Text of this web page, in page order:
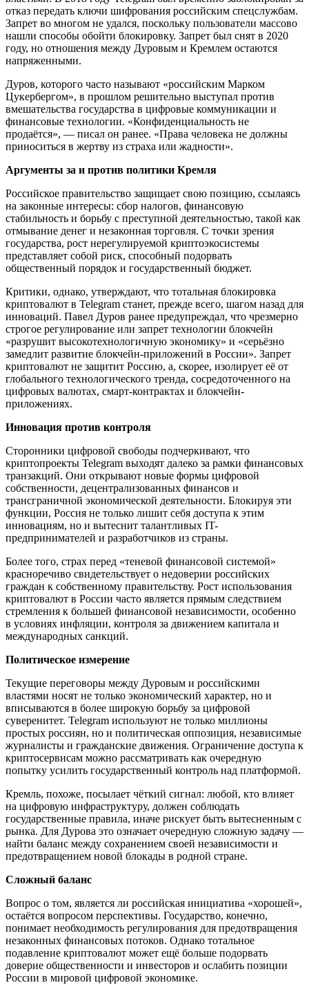
отказ передать ключи шифрования российским спецслужбам.
Запрет во многом не удался, поскольку пользователи массово
нашли способы обойти блокировку. Запрет был снят в 2020
году, но отношения между Дуровым и Кремлем остаются
напряженными.
Дуров, которого часто называют «российским Марком
Цукербергом», в прошлом решительно выступал против
вмешательства государства в цифровые коммуникации и
финансовые технологии. «Конфиденциальность не
продаётся», — писал он ранее. «Права человека не должны
приноситься в жертву из страха или жадности».
Аргументы за и против политики Кремля
Российское правительство защищает свою позицию, ссылаясь
на законные интересы: сбор налогов, финансовую
стабильность и борьбу с преступной деятельностью, такой как
отмывание денег и незаконная торговля. С точки зрения
государства, рост нерегулируемой криптоэкосистемы
представляет собой риск, способный подорвать
общественный порядок и государственный бюджет.
Критики, однако, утверждают, что тотальная блокировка
криптовалют в Telegram станет, прежде всего, шагом назад для
инноваций. Павел Дуров ранее предупреждал, что чрезмерно
строгое регулирование или запрет технологии блокчейн
«разрушит высокотехнологичную экономику» и «серьёзно
замедлит развитие блокчейн-приложений в России». Запрет
криптовалют не защитит Россию, а, скорее, изолирует её от
глобального технологического тренда, сосредоточенного на
цифровых валютах, смарт-контрактах и блокчейн-
приложениях.
Инновация против контроля
Сторонники цифровой свободы подчеркивают, что
криптопроекты Telegram выходят далеко за рамки финансовых
транзакций. Они открывают новые формы цифровой
собственности, децентрализованных финансов и
трансграничной экономической деятельности. Блокируя эти
функции, Россия не только лишит себя доступа к этим
инновациям, но и вытеснит талантливых IT-
предпринимателей и разработчиков из страны.
Более того, страх перед «теневой финансовой системой»
красноречиво свидетельствует о недоверии российских
граждан к собственному правительству. Рост использования
криптовалют в России часто является прямым следствием
стремления к большей финансовой независимости, особенно
в условиях инфляции, контроля за движением капитала и
международных санкций.
Политическое измерение
Текущие переговоры между Дуровым и российскими
властями носят не только экономический характер, но и
вписываются в более широкую борьбу за цифровой
суверенитет. Telegram используют не только миллионы
простых россиян, но и политическая оппозиция, независимые
журналисты и гражданские движения. Ограничение доступа к
криптосервисам можно рассматривать как очередную
попытку усилить государственный контроль над платформой.
Кремль, похоже, посылает чёткий сигнал: любой, кто влияет
на цифровую инфраструктуру, должен соблюдать
государственные правила, иначе рискует быть вытесненным с
рынка. Для Дурова это означает очередную сложную задачу —
найти баланс между сохранением своей независимости и
предотвращением новой блокады в родной стране.
Сложный баланс
Вопрос о том, является ли российская инициатива «хорошей»,
остаётся вопросом перспективы. Государство, конечно,
понимает необходимость регулирования для предотвращения
незаконных финансовых потоков. Однако тотальное
подавление криптовалют может ещё больше подорвать
доверие общественности и инвесторов и ослабить позиции
России в мировой цифровой экономике.